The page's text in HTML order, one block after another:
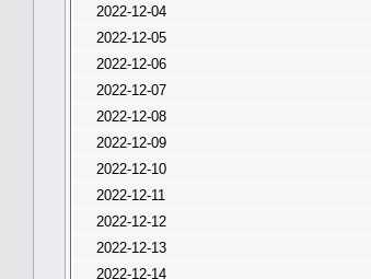
2022-12-04
2022-12-05
2022-12-06
2022-12-07
2022-12-08
2022-12-09
2022-12-10
2022-12-11
2022-12-12
2022-12-13
2022-12-14